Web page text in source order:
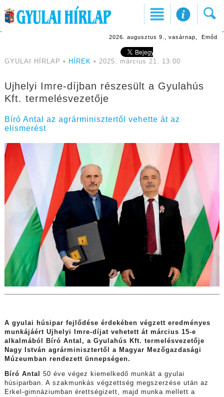
2026. augusztus 9., vasárnap, Emőd
GYULAI HÍRLAP • HÍREK • 2025. március 21. 13:00
Ujhelyi Imre-díjban részesült a Gyulahús
Kft. termelésvezetője
Bíró Antal az agrárminisztertől vehette át az
elismerést
A gyulai húsipar fejlődése érdekében végzett eredményes
munkájáért Ujhelyi Imre-díjat vehetett át március 15-e
alkalmából Bíró Antal, a Gyulahús Kft. termelésvezetője
Nagy István agrárminisztertől a Magyar Mezőgazdasági
Múzeumban rendezett ünnepségen.
Bíró Antal
50 éve végez kiemelkedő munkát a gyulai
húsiparban. A szakmunkás végzettség megszerzése után az
Erkel-gimnáziumban érettségizett, majd munka mellett a